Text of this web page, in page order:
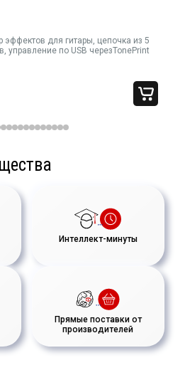
управление по USB черезTonePrint
Интеллект-минуты
Прямые поставки от
производителей